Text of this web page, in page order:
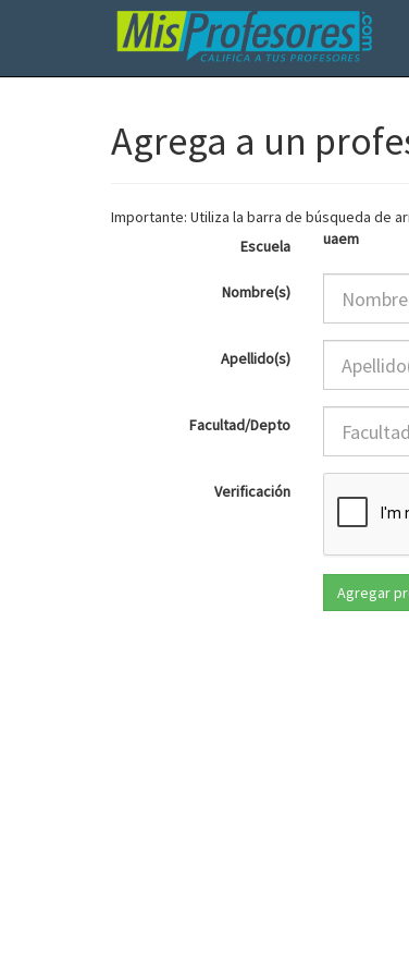
Agrega a un
Importante: Utiliza la barra de búsqueda de
Escuela
uaem
Nombre(s)
Apellido(s)
Facultad/Depto
Verificación